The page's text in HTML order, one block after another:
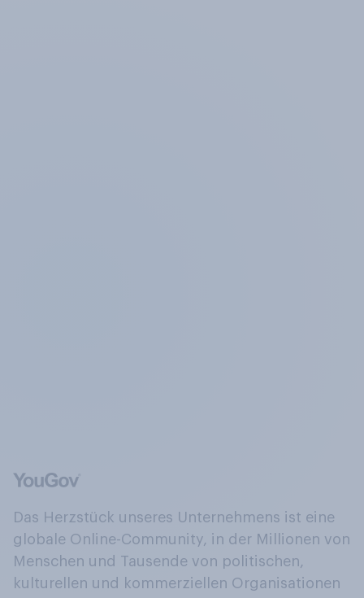
Das Herzstück unseres Unternehmens ist eine
globale Online-Community, in der Millionen von
Menschen und Tausende von politischen,
kulturellen und kommerziellen Organisationen